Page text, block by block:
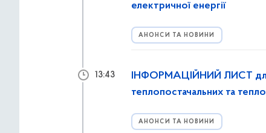
електричної енергії
АНОНСИ ТА НОВИНИ
ІНФОРМАЦІЙНИЙ ЛИСТ для
теплопостачальних та
АНОНСИ ТА НОВИНИ
13:43